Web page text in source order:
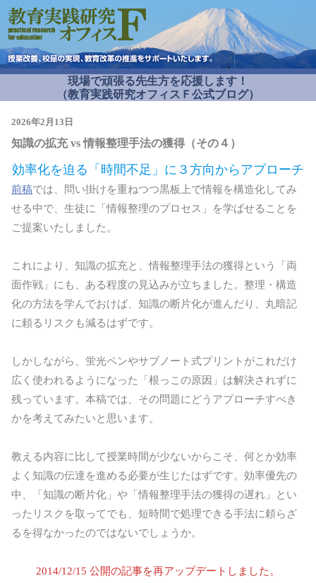
現場で頑張る先生方を応援します！
（教育実践研究オフィスＦ公式ブログ）
2026年2月13日
知識の拡充 vs 情報整理手法の獲得（その４）
効率化を迫る「時間不足」に３方向からアプローチ
前稿では、問い掛けを重ねつつ黒板上で情報を構造化してみ
せる中で、生徒に「情報整理のプロセス」を学ばせることを
ご提案いたしました。
これにより、知識の拡充と、情報整理手法の獲得という「両
面作戦」にも、ある程度の見込みが立ちました。整理・構造
化の方法を学んでおけば、知識の断片化が進んだり、丸暗記
に頼るリスクも減るはずです。
しかしながら、蛍光ペンやサブノート式プリントがこれだけ
広く使われるようになった「根っこの原因」は解決されずに
残っています。本稿では、その問題にどうアプローチすべき
かを考えてみたいと思います。
教える内容に比して授業時間が少ないからこそ、何とか効率
よく知識の伝達を進める必要が生じたはずです。効率優先の
中、「知識の断片化」や「情報整理手法の獲得の遅れ」とい
ったリスクを取ってでも、短時間で処理できる手法に頼らざ
るを得なかったのではないでしょうか。
2014/12/15 公開の記事を再アップデートしました。